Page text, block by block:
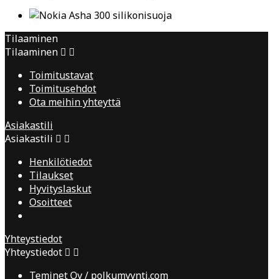
Tilaaminen
Tilaaminen  
Toimitustavat
Toimitusehdot
Ota meihin yhteyttä
Asiakastili
Asiakastili  
Henkilötiedot
Tilaukset
Hyvityslaskut
Osoitteet
Yhteystiedot
Yhteystiedot  
Teminet Oy / polkumyynti.com